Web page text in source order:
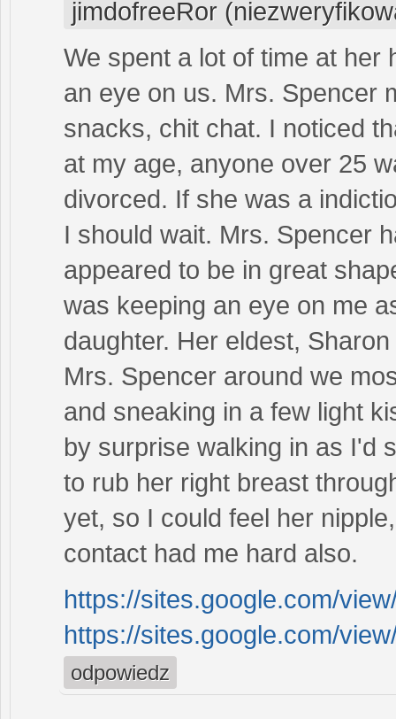
jimdofreeRor
We spent a lot of time at her
an eye on us. Mrs. Spencer
snacks, chit chat. I noticed
at my age, anyone over 25
divorced. If she was a
I should wait. Mrs. Spencer
appeared to be in great
was keeping an eye on me
daughter. Her eldest,
Mrs. Spencer around we
and sneaking in a few light
by surprise walking in as I'd
to rub her right breast
yet, so I could feel her
contact had me hard also.
https://sites.google.com/
https://sites.google.com/
odpowiedz